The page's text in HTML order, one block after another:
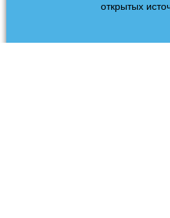
открытых